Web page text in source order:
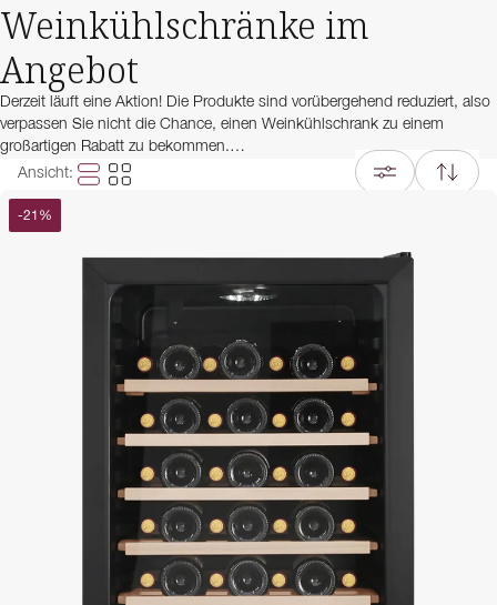
Weinkühlschränke im
Angebot
Derzeit läuft eine Aktion! Die Produkte sind vorübergehend reduziert, also
verpassen Sie nicht die Chance, einen Weinkühlschrank zu einem
großartigen Rabatt zu bekommen.
Schauen Sie doch auch mal in unserem Outlet vorbei. Im Outlet finden
Sie hochwertige Produkte zu unglaublich niedrigen Preise. Unsere Outlet-
Weinkühlschränke sind aus unterschiedlichen Gründen preisreduziert:
hier finden Sie beispielsweise retournierte Weinkühlschränke mit oder
Kollektionen. Im Outlet gilt: wer zuerst kommt, mahlt zuerst!
Ansicht:
-21 %